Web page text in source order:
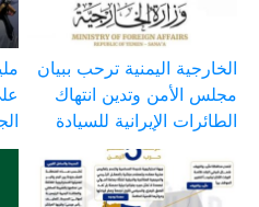
الخارجية اليمنية ترحب ببيان
مجلس الأمن وتدين انتهاك
الطائرات الإيرانية للسيادة